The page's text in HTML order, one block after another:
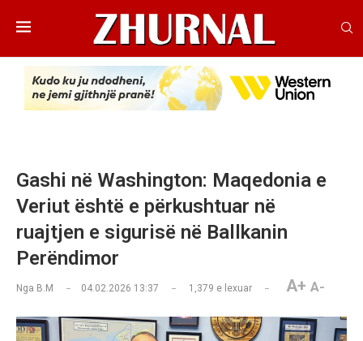
Gashi në Washington: Maqedonia e
Veriut është e përkushtuar në
ruajtjen e sigurisë në Ballkanin
Perëndimor
Nga B.M 04.02.2026 13:37 1,379 e lexuar A+ A-